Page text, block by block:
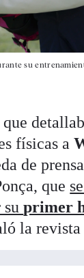
su
físicas a
de
que
suprimer
la revista